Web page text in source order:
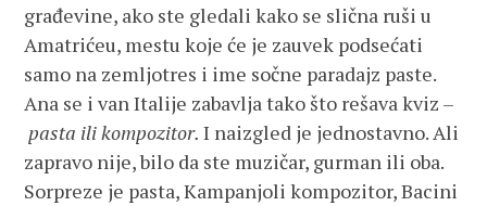
građevine, ako ste gledali kako se slična ruši u
Amatrićeu, mestu koje će je zauvek podsećati
samo na zemljotres i ime sočne paradajz paste.
Ana se i van Italije zabavlja tako što rešava kviz –
pasta ili kompozitor.I naizgled je jednostavno. Ali
zapravo nije, bilo da ste muzičar, gurman ili oba.
Sorpreze je pasta, Kampanjoli kompozitor, Bacini